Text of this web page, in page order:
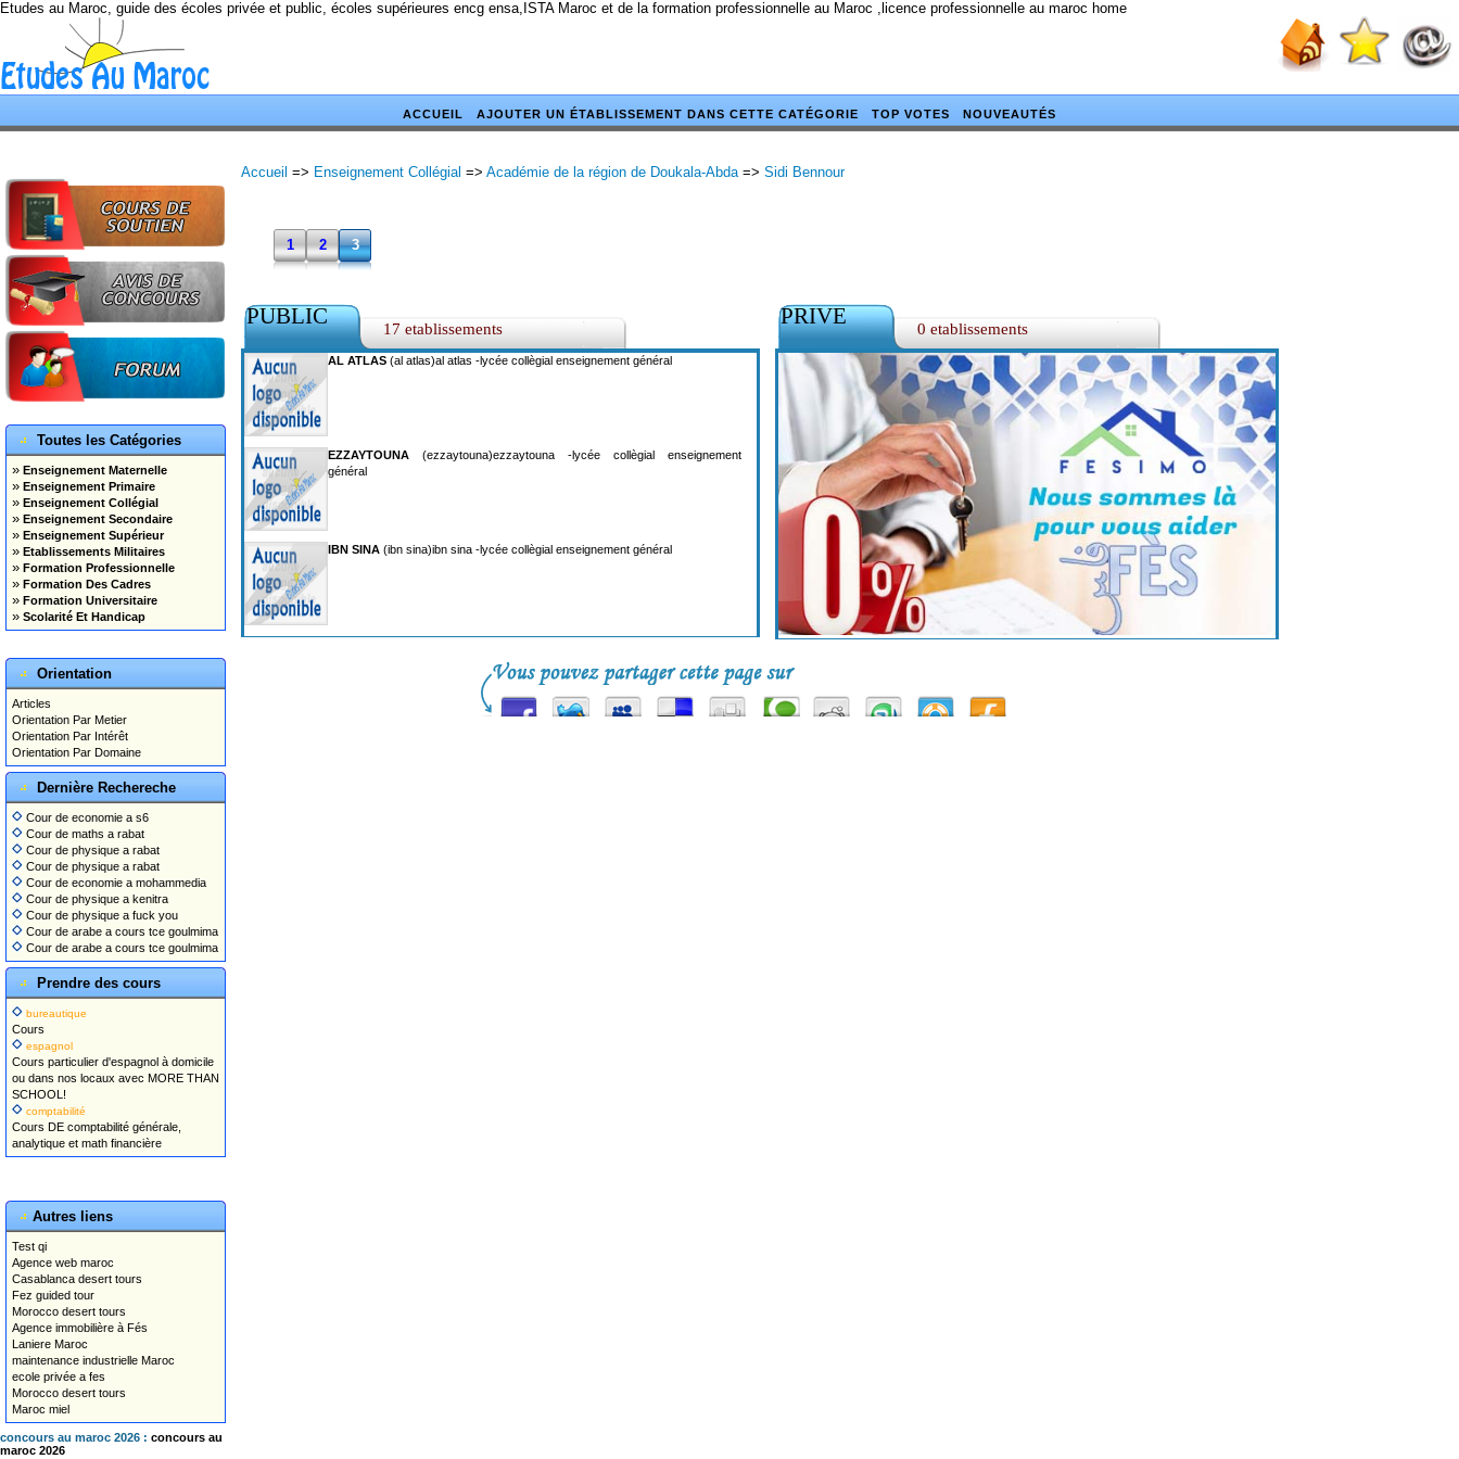
Etudes au Maroc, guide des écoles privée et public, écoles supérieures encg ensa,ISTA Maroc et de la formation professionnelle au Maroc ,licence professionnelle au maroc home
ACCUEIL AJOUTER UN ÉTABLISSEMENT DANS CETTE CATÉGORIE TOP VOTES NOUVEAUTÉS
Toutes les Catégories
» Enseignement Maternelle
» Enseignement Primaire
» Enseignement Collégial
» Enseignement Secondaire
» Enseignement Supérieur
» Etablissements Militaires
» Formation Professionnelle
» Formation Des Cadres
» Formation Universitaire
» Scolarité Et Handicap
Orientation
Articles
Orientation Par Metier
Orientation Par Intérêt
Orientation Par Domaine
Dernière Rechereche
Cour de economie a s6
Cour de maths a rabat
Cour de physique a rabat
Cour de physique a rabat
Cour de economie a mohammedia
Cour de physique a kenitra
Cour de physique a fuck you
Cour de arabe a cours tce goulmima
Cour de arabe a cours tce goulmima
Prendre des cours
bureautique
Cours
espagnol
Cours particulier d'espagnol à domicile
ou dans nos locaux avec MORE THAN
SCHOOL!
comptabilité
Cours DE comptabilité générale,
analytique et math financière
Autres liens
Test qi
Agence web maroc
Casablanca desert tours
Fez guided tour
Morocco desert tours
Agence immobilière à Fés
Laniere Maroc
maintenance industrielle Maroc
ecole privée a fes
Morocco desert tours
Maroc miel
concours au maroc 2026 : concours au
maroc 2026
Accueil => Enseignement Collégial => Académie de la région de Doukala-Abda=> Sidi Bennour
1 2 3
PUBLIC 17 etablissements
AL ATLAS (al atlas)al atlas -lycée collègial enseignement général
EZZAYTOUNA (ezzaytouna)ezzaytouna -lycée collègial enseignement
général
IBN SINA (ibn sina)ibn sina -lycée collègial enseignement général
PRIVE 0 etablissements